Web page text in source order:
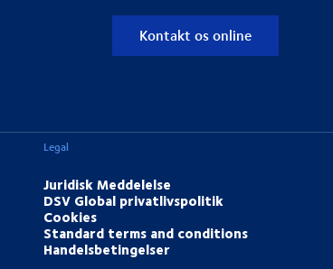
Kontakt os online
Legal
Juridisk Meddelelse
DSV Global privatlivspolitik
Cookies
Standard terms and conditions
Handelsbetingelser